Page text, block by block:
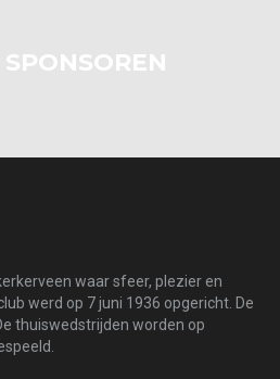
waar sfeer, plezier en
werd op 7 juni 1936 opgericht. De
thuiswedstrijden worden op